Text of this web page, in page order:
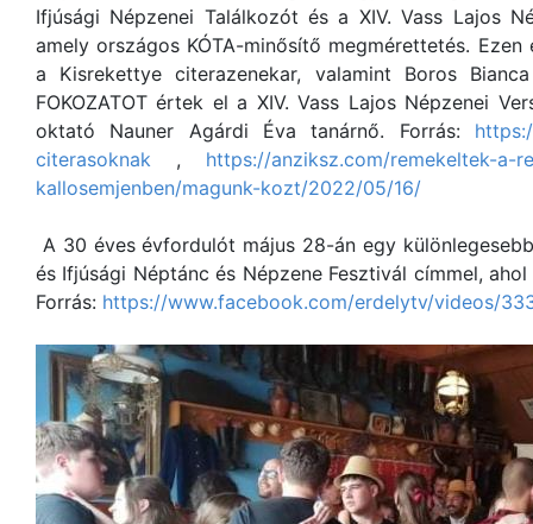
Ifjúsági Népzenei Találkozót és a XIV. Vass Lajos
amely országos KÓTA-minősítő megmérettetés.
a Kisrekettye citerazenekar, valamint Boros
FOKOZATOT értek el a XIV. Vass Lajos Népzenei
oktató Nauner Agárdi Éva tanárnő. Forrás:
citerasoknak , https://anziksz.com/remekeltek-a-
kallosemjenben/magunk-kozt/2022/05/16/
A 30 éves évfordulót május 28-án egy
és Ifjúsági Néptánc és Népzene Fesztivál címmel,
Forrás: https://www.facebook.com/erdelytv/videos/